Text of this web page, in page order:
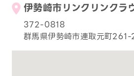
伊勢崎市リンクリンクラ
372-0818
群馬県伊勢崎市連取元町